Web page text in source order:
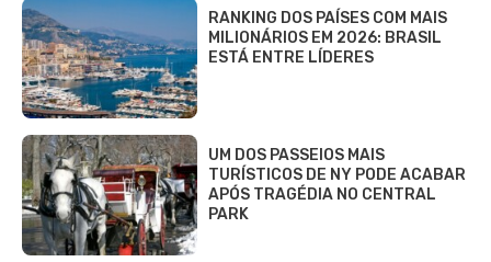
RANKING DOS PAÍSES COM MAIS
MILIONÁRIOS EM 2026: BRASIL
ESTÁ ENTRE LÍDERES
UM DOS PASSEIOS MAIS
TURÍSTICOS DE NY PODE ACABAR
APÓS TRAGÉDIA NO CENTRAL
PARK